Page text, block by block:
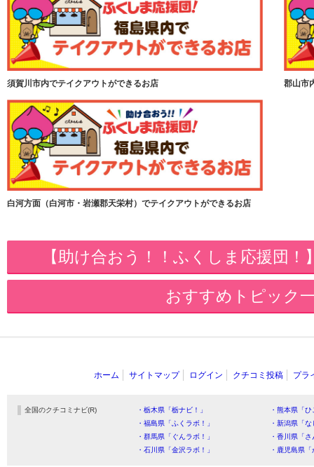
須賀川市内でテイクアウトができるお店 郡山市
白河方面（白河市・岩瀬郡天栄村）でテイクアウトができるお店
【助け合おう！！ふくしま応援団
おすすめトピック
ホーム サイトマップ ログイン クチコミ投稿 プラ
全国のクチコミナビ(R) ・栃木県「栃ナビ！」
・熊本県「
・福島県「ふくラボ！」
・新潟県「
・群馬県「ぐんラボ！」
・香川県「
・石川県「金沢ラボ！」
・鹿児島県